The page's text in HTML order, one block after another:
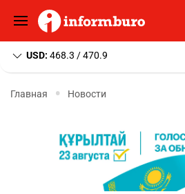
USD: 468.3 / 470.9
Главная Новости